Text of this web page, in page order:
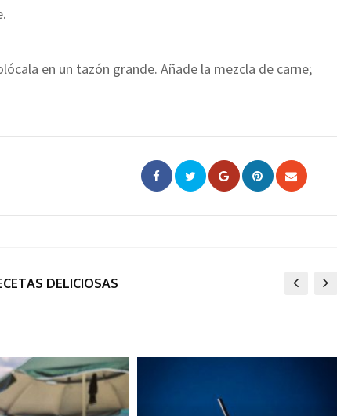
en un tazón grande. Añade la mezcla de carne;
Google+PinterestShare
DELICIOSAS